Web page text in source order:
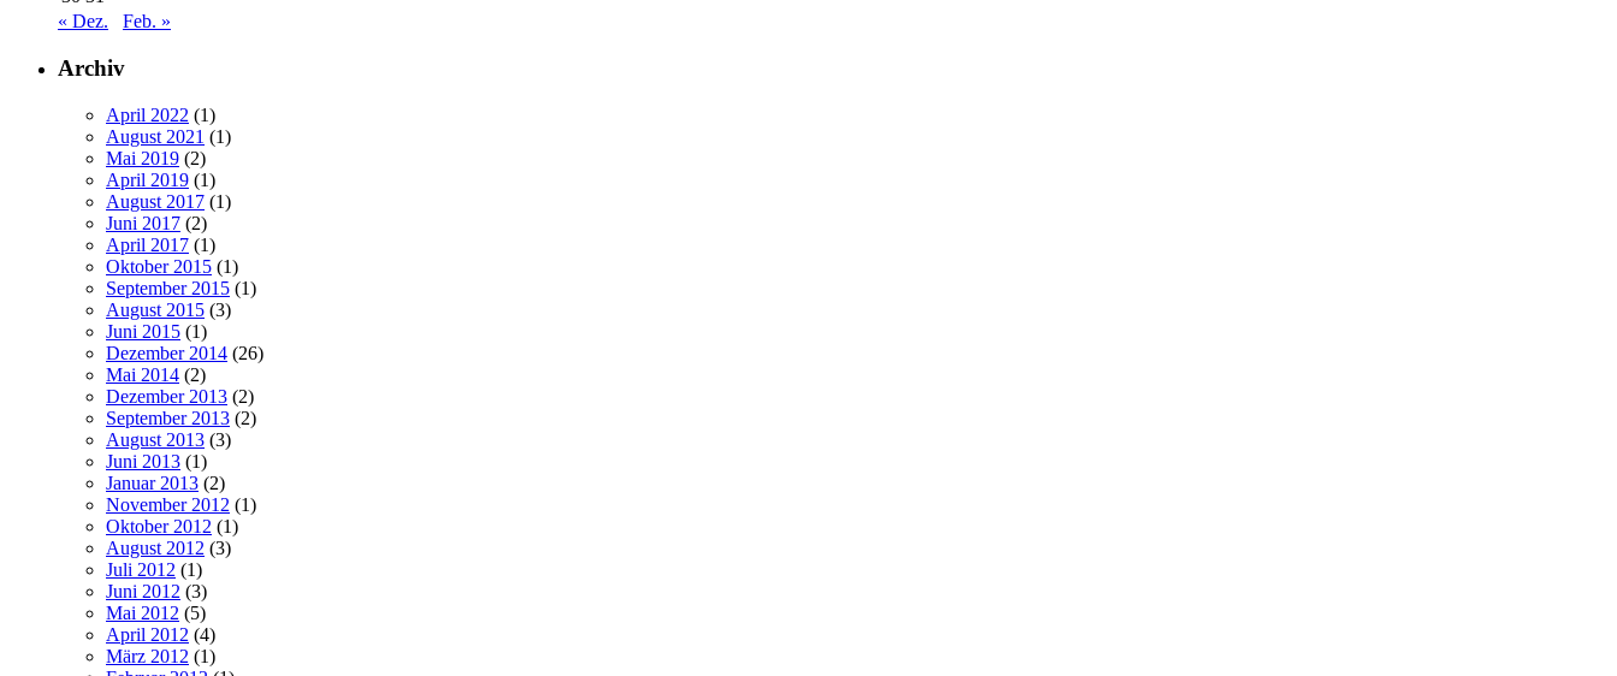
« Dez.
Feb. »
Archiv
April 2022 (1)
August 2021 (1)
Mai 2019 (2)
April 2019 (1)
August 2017 (1)
Juni 2017 (2)
April 2017 (1)
Oktober 2015 (1)
September 2015 (1)
August 2015 (3)
Juni 2015 (1)
Dezember 2014 (26)
Mai 2014 (2)
Dezember 2013 (2)
September 2013 (2)
August 2013 (3)
Juni 2013 (1)
Januar 2013 (2)
November 2012 (1)
Oktober 2012 (1)
August 2012 (3)
Juli 2012 (1)
Juni 2012 (3)
Mai 2012 (5)
April 2012 (4)
März 2012 (1)